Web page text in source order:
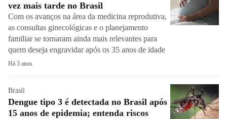
vez mais tarde no Brasil
Com os avanços na área da medicina reprodutiva,
as consultas ginecológicas e o planejamento
familiar se tornaram ainda mais relevantes para
quem deseja engravidar após os 35 anos de idade
Há 3 anos
Brasil
Dengue tipo 3 é detectada no Brasil após
15 anos de epidemia; entenda riscos